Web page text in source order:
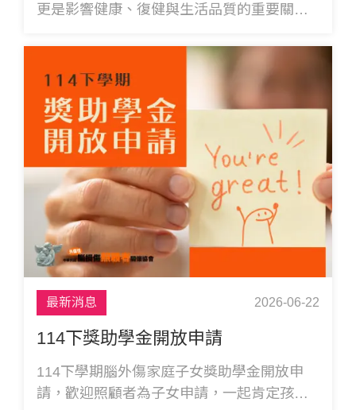
更是影響健康、復健與生活品質的重要關
最新消息 2026-06-22
114下獎助學金開放申請
114下學期腦外傷家庭子女獎助學金開放申
請，歡迎照顧者為子女申請，一起肯定孩子